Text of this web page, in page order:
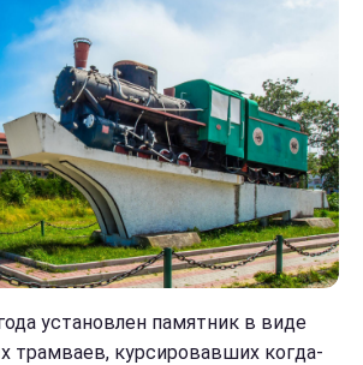
установлен памятник в виде
трамваев, курсировавших когда-